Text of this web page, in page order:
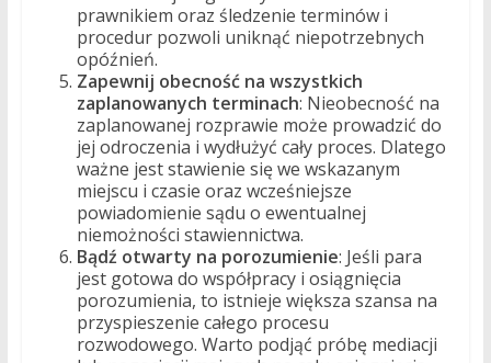
prawnikiem oraz śledzenie terminów i
procedur pozwoli uniknąć niepotrzebnych
opóźnień.
Zapewnij obecność na wszystkich
zaplanowanych terminach: Nieobecność na
zaplanowanej rozprawie może prowadzić do
jej odroczenia i wydłużyć cały proces. Dlatego
ważne jest stawienie się we wskazanym
miejscu i czasie oraz wcześniejsze
powiadomienie sądu o ewentualnej
niemożności stawiennictwa.
Bądź otwarty na porozumienie: Jeśli para
jest gotowa do współpracy i osiągnięcia
porozumienia, to istnieje większa szansa na
przyspieszenie całego procesu
rozwodowego. Warto podjąć próbę mediacji